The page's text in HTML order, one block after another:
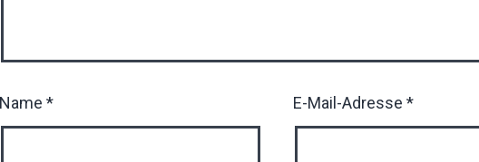
Name * E-Mail-Adresse *